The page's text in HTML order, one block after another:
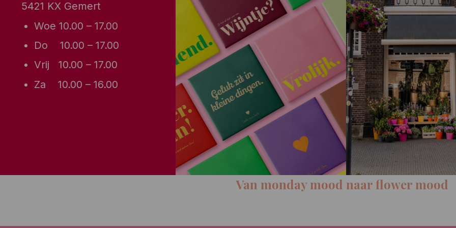
5421 KX Gemert
Woe 10.00 – 17.00
Do 10.00 – 17.00
Vrij 10.00 – 17.00
Za 10.00 – 16.00
Van monday mood naar flower mood